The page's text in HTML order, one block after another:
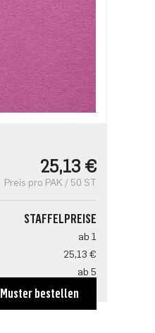
25,13 €
Preis pro PAK / 50 ST
STAFFELPREISE
ab 1
25,13 €
ab 5
20,10 €
Muster bestellen